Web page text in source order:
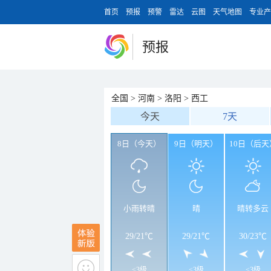
首页 预报 预警 雷达 云图 天气地图 专业
预报
全国 > 河南 > 洛阳 > 西工
今天 7天
8日（今天）
小雨转晴
29/21℃
9日（明天）
晴
29/21℃
10日（后天
晴转多云
30/23℃